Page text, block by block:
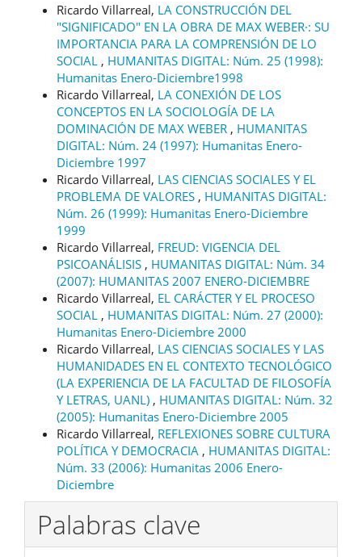
Ricardo Villarreal, LA CONSTRUCCIÓN DEL
"SIGNIFICADO" EN LA OBRA DE MAX WEBER·: SU
IMPORTANCIA PARA LA COMPRENSIÓN DE LO
SOCIAL , HUMANITAS DIGITAL: Núm. 25 (1998):
Humanitas Enero-Diciembre1998
Ricardo Villarreal, LA CONEXIÓN DE LOS
CONCEPTOS EN LA SOCIOLOGÍA DE LA
DOMINACIÓN DE MAX WEBER , HUMANITAS
DIGITAL: Núm. 24 (1997): Humanitas Enero-
Diciembre 1997
Ricardo Villarreal, LAS CIENCIAS SOCIALES Y EL
PROBLEMA DE VALORES , HUMANITAS DIGITAL:
Núm. 26 (1999): Humanitas Enero-Diciembre
1999
Ricardo Villarreal, FREUD: VIGENCIA DEL
PSICOANÁLISIS , HUMANITAS DIGITAL: Núm. 34
(2007): HUMANITAS 2007 ENERO-DICIEMBRE
Ricardo Villarreal, EL CARÁCTER Y EL PROCESO
SOCIAL , HUMANITAS DIGITAL: Núm. 27 (2000):
Humanitas Enero-Diciembre 2000
Ricardo Villarreal, LAS CIENCIAS SOCIALES Y LAS
HUMANIDADES EN EL CONTEXTO TECNOLÓGICO
(LA EXPERIENCIA DE LA FACULTAD DE FILOSOFÍA
Y LETRAS, UANL) , HUMANITAS DIGITAL: Núm. 32
(2005): Humanitas Enero-Diciembre 2005
Ricardo Villarreal, REFLEXIONES SOBRE CULTURA
POLÍTICA Y DEMOCRACIA , HUMANITAS DIGITAL:
Núm. 33 (2006): Humanitas 2006 Enero-
Diciembre
Palabras clave